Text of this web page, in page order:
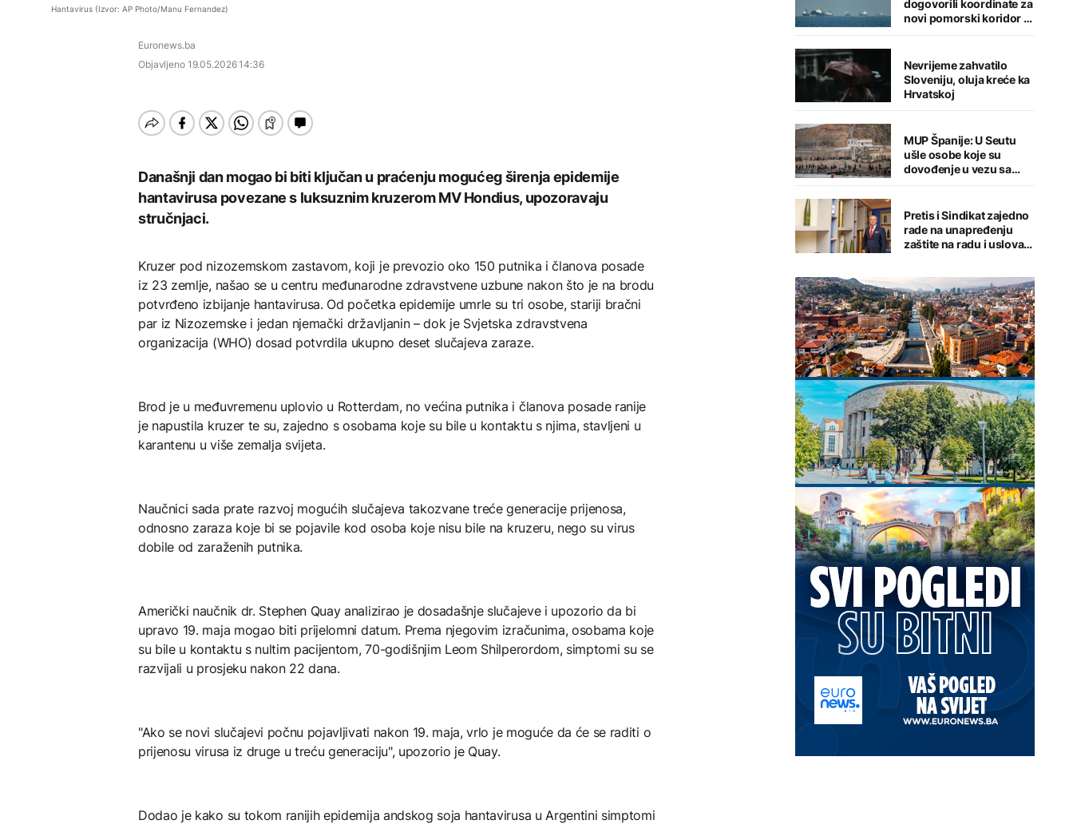
rješenje za probleme
graničnih prelaza
AKTUELNO
skrivene tajne: Od
mamuta do ratnih
brodova
nude milionske nagrade
za informacije
AKTUELNO
biće održani u
vanrednim uslovima
Dio rakete SpaceX
velikom brzinom pada
TEHNOLOGIJA
Britanska kraljevska
Ruska vakcina protiv
melanoma: Prvi pacijent
uskoro završava terapiju
Hantavirus (Izvor: AP Photo/Manu Fernandez)
Euronews.ba
Objavljeno 19.05.2026 14:36
Današnji dan mogao bi biti ključan u praćenju mogućeg širenja epidemije
hantavirusa povezane s luksuznim kruzerom MV Hondius, upozoravaju
stručnjaci.
Kruzer pod nizozemskom zastavom, koji je prevozio oko 150 putnika i članova posade
iz 23 zemlje, našao se u centru međunarodne zdravstvene uzbune nakon što je na brodu
potvrđeno izbijanje hantavirusa. Od početka epidemije umrle su tri osobe, stariji bračni
par iz Nizozemske i jedan njemački državljanin – dok je Svjetska zdravstvena
organizacija (WHO) dosad potvrdila ukupno deset slučajeva zaraze.
Brod je u međuvremenu uplovio u Rotterdam, no većina putnika i članova posade ranije
je napustila kruzer te su, zajedno s osobama koje su bile u kontaktu s njima, stavljeni u
karantenu u više zemalja svijeta.
Naučnici sada prate razvoj mogućih slučajeva takozvane treće generacije prijenosa,
odnosno zaraza koje bi se pojavile kod osoba koje nisu bile na kruzeru, nego su virus
dobile od zaraženih putnika.
Američki naučnik dr. Stephen Quay analizirao je dosadašnje slučajeve i upozorio da bi
upravo 19. maja mogao biti prijelomni datum. Prema njegovim izračunima, osobama koje
su bile u kontaktu s nultim pacijentom, 70-godišnjim Leom Shilperordom, simptomi su se
razvijali u prosjeku nakon 22 dana.
"Ako se novi slučajevi počnu pojavljivati nakon 19. maja, vrlo je moguće da će se raditi o
prijenosu virusa iz druge u treću generaciju", upozorio je Quay.
Dodao je kako su tokom ranijih epidemija andskog soja hantavirusa u Argentini simptomi
dogovorili koordinate za
novi pomorski koridor u
Hormuškom moreuzu
Nevrijeme zahvatilo
Sloveniju, oluja kreće ka
Hrvatskoj
MUP Španije: U Seutu
ušle osobe koje su
dovođenje u vezu sa
terorizmom
Pretis i Sindikat zajedno
rade na unapređenju
zaštite na radu i uslova